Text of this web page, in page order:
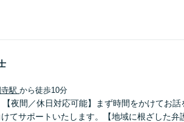
寺駅 から徒歩10分
【夜間／休日対応可能】まず時間をかけてお
てサポートいたします。【地域に根ざした